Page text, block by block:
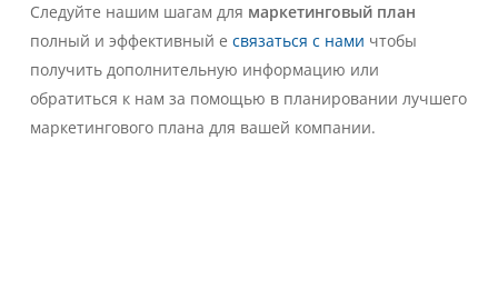
Следуйте нашим шагам для маркетинговый план
полный и эффективный e связаться с нами чтобы
получить дополнительную информацию или
обратиться к нам за помощью в планировании лучшего
маркетингового плана для вашей компании.